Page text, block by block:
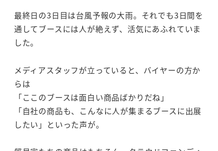
最終日の3日目は台風予報の大雨。それでも3日間を
通してブースには人が絶えず、活気にあふれていま
した。
メディアスタッフが立っていると、バイヤーの方か
らは
「ここのブースは面白い商品ばかりだね」
「自社の商品も、こんなに人が集まるブースに出展
したい」といった声が。